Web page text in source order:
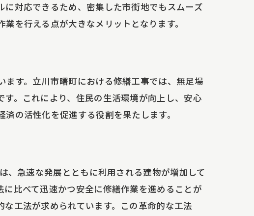
対応できるため、密集した市街地でもスムーズ
を行える点が大きなメリットとなります。
す。立川市曙町における修繕工事では、無足場
。これにより、住民の生活環境が向上し、安心
の活性化を促進する役割を果たします。
、急速な発展とともに利用される建物が増加して
比べて迅速かつ安全に修繕作業を進めることが
工法が求められています。この革命的な工法